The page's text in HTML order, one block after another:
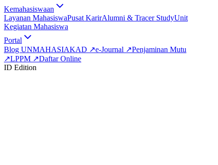
Kemahasiswaan
Layanan MahasiswaPusat KarirAlumni & Tracer StudyUnit
Kegiatan Mahasiswa
Portal
Blog UNMAHASIAKAD ↗e-Journal ↗Penjaminan Mutu
↗LPPM ↗Daftar Online
ID Edition